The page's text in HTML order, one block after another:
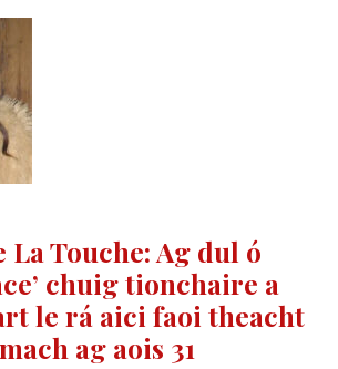
La Touche: Ag dul ó
chuig tionchaire a
le rá aici faoi theacht
ag aois 31